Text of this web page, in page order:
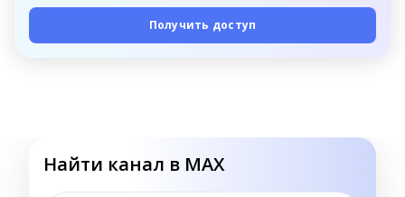
Получить доступ
Найти канал в MAX